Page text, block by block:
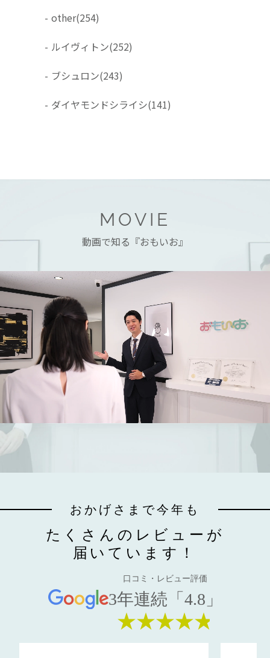
- other(254)
- ルイヴィトン(252)
- ブシュロン(243)
- ダイヤモンドシライシ(141)
MOVIE
動画で知る『おもいお』
おかげさまで今年も
たくさんのレビューが
届いています！
口コミ・レビュー評価
3年連続「4.8」
★★★★★